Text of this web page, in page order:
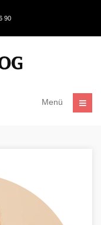
90
Menü